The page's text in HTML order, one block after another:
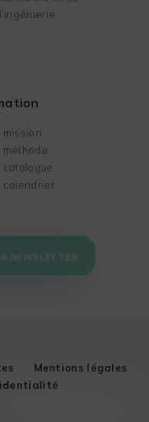
mission
méthode
catalogue
calendrier
NEWSLETTER
Mentions légales